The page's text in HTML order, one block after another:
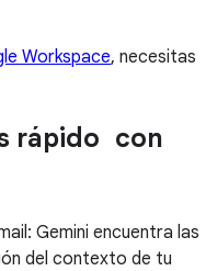
Workspace, necesitas
rápido con
Gemini encuentra las
del contexto de tu